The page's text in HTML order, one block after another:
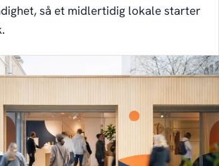
så et midlertidig lokale starter